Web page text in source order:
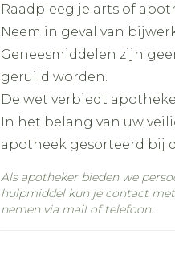
Lengte 104
Diepte
Ingrediënten
Behoud
Raadpleeg je arts of
Neem in geval van
Geneesmiddelen zijn
geruild worden.
De wet verbiedt
In het belang van uw
apotheek gesorteerd bij
Als apotheker bieden we
hulpmiddel kun je contact
nemen via mail of telefoon.